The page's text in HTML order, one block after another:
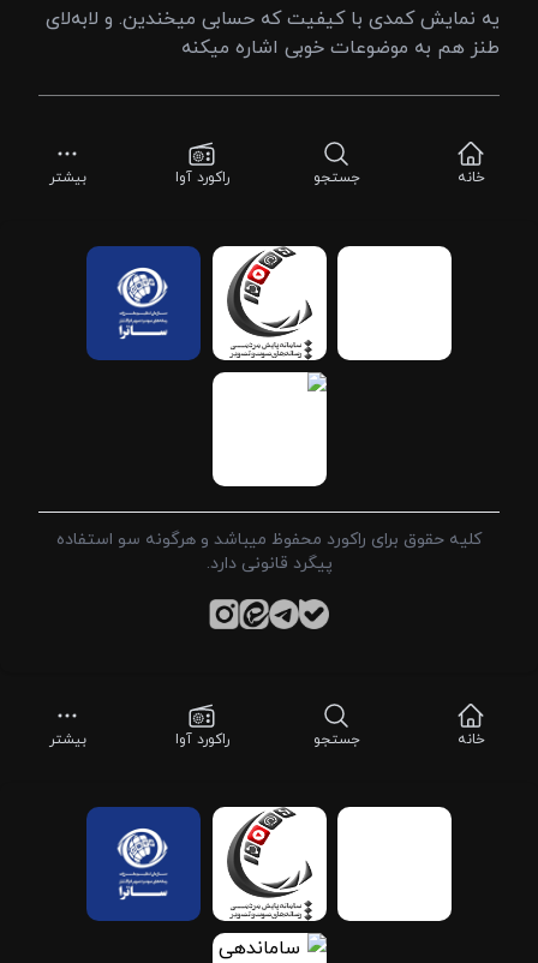
یه نمایش کمدی با کیفیت که حسابی میخندین. و لا‌به‌لای
طنز هم به موضوعات خوبی اشاره میکنه
خانه جستجو راکورد آوا بیشتر
کلیه حقوق برای راکورد محفوظ میباشد و هرگونه سو استفاده
پیگرد قانونی دارد.
خانه جستجو راکورد آوا بیشتر